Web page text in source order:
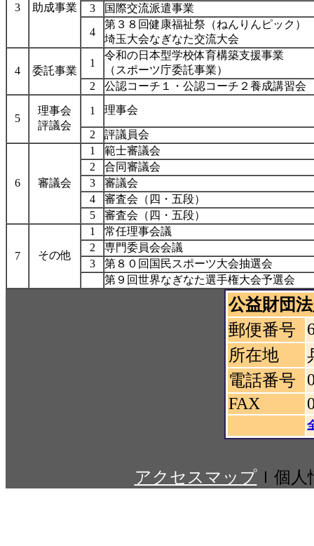
3 助成事業
3
国際交流派遣事業
4
第３８回健康福祉祭（ねんりんピック）
埼玉大会なぎなた交流大会
4 委託事業
1
令和の日本型学校体育構築支援事業
（スポーツ庁委託事業）
2
公認コーチ１・公認コーチ２養成講習会
5
理事会
評議会
1 理事会
2 評議員会
6 審議会
1
範士審議会
2
合同審議会
3
審議会
4
審査会（四・五段）
5
審査会（四・五段）
7 その他
1
常任理事会議
2
専門委員会会議
3
第８０回国民スポーツ大会抽選会
第９回世界なぎなた選手権大会予選会
公益財団
郵便番号
所在地
電話番号
FAX
アクセスマップｌ個人